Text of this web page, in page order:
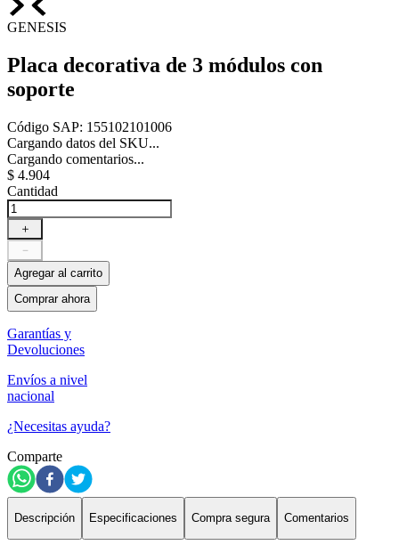
GENESIS
Placa decorativa de 3 módulos con
soporte
Código SAP: 155102101006
Cargando datos del SKU...
Cargando comentarios...
$ 4.904
Cantidad
＋
－
Agregar al carrito
Comprar ahora
Garantías y
Devoluciones
Envíos a nivel
nacional
¿Necesitas ayuda?
Comparte
Descripción Especificaciones Compra segura Comentarios